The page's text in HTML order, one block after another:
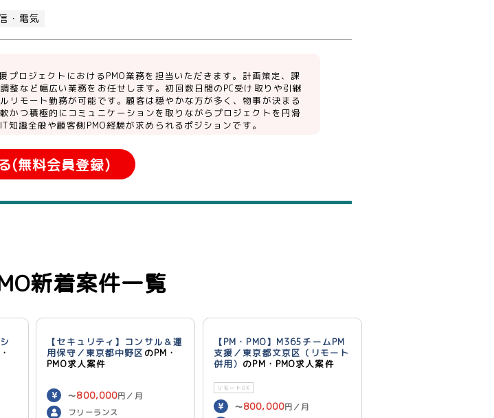
・電気
プロジェクトにおけるPMO業務を担当いただきます。計画策定、課
整など幅広い業務をお任せします。初回数日間のPC受け取りや引継
リモート勤務が可能です。顧客は穏やかな方が多く、物事が決まる
かつ積極的にコミュニケーションを取りながらプロジェクトを円滑
知識全般や顧客側PMO経験が求められるポジションです。
(無料会員登録)
新着案件一覧
【セキュリティ】コンサル＆運
用保守／東京都中野区 のPM・
PMO求人案件
〜800,000円／月
フリーランス
【PM・PMO】M365チームPM
支援／東京都文京区（リモート
併用） のPM・PMO求人案件
リモートOK
〜800,000円／月